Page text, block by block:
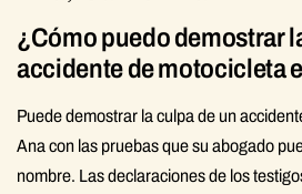
¿Cómo puedo demostrar
accidente de motocicleta
Puede demostrar la culpa de un
Ana con las pruebas que su abogado
nombre. Las declaraciones de los